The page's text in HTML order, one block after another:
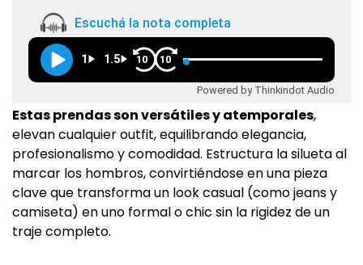
Escuchá la nota completa
1 1.5 10 10
Powered by Thinkindot Audio
Estas prendas son versátiles y atemporales,
elevan cualquier outfit, equilibrando elegancia,
profesionalismo y comodidad. Estructura la silueta al
marcar los hombros, convirtiéndose en una pieza
clave que transforma un look casual (como jeans y
camiseta) en uno formal o chic sin la rigidez de un
traje completo.